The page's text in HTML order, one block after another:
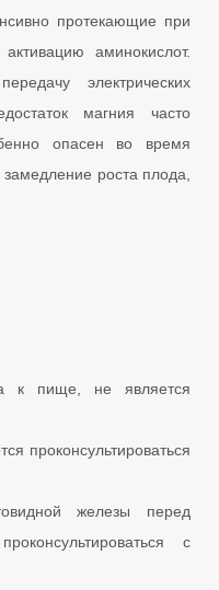
протекающие при
аминокислот.
электрических
магния часто
опасен во время
роста плода,
к пище, не является
проконсультироваться
железы перед
с